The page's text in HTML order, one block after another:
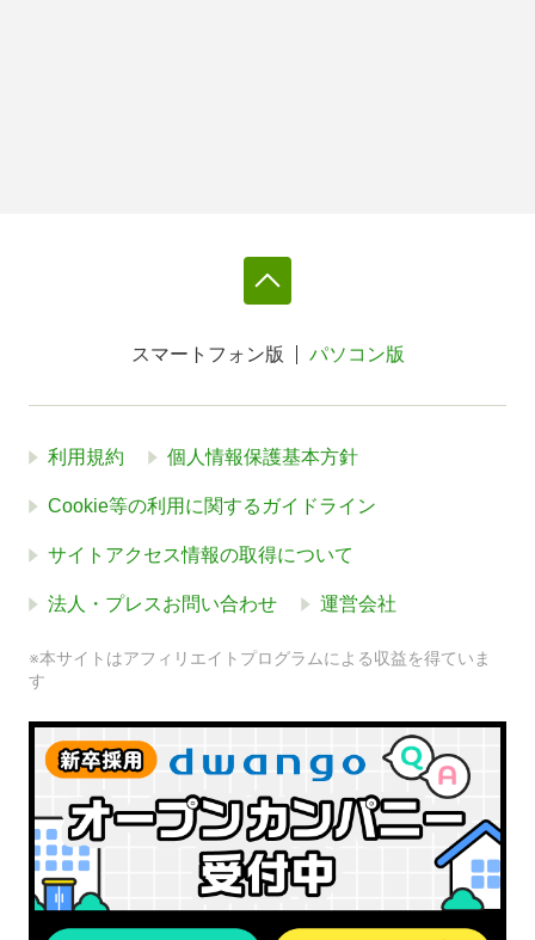
スマートフォン版 パソコン版
利用規約 個人情報保護基本方針
Cookie等の利用に関するガイドライン
サイトアクセス情報の取得について
法人・プレスお問い合わせ 運営会社
※本サイトはアフィリエイトプログラムによる収益を得ていま
す